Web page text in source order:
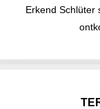
Erkend Schlüter